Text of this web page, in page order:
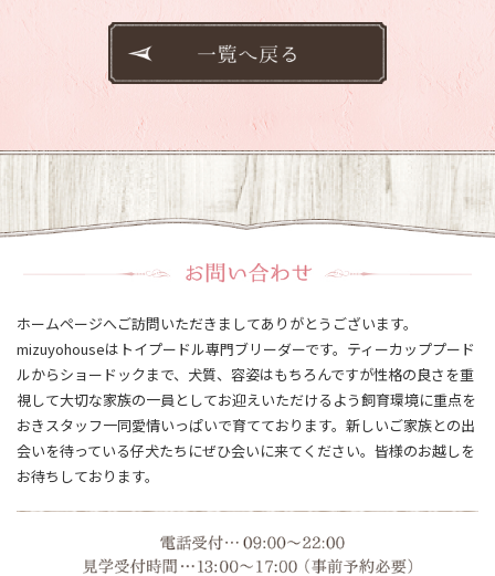
ホームページへご訪問いただきましてありがとうございます。
mizuyohouseはトイプードル専門ブリーダーです。ティーカッププード
ルからショードックまで、犬質、容姿はもちろんですが性格の良さを重
視して大切な家族の一員としてお迎えいただけるよう飼育環境に重点を
おきスタッフ一同愛情いっぱいで育てております。新しいご家族との出
会いを待っている仔犬たちにぜひ会いに来てください。皆様のお越しを
お待ちしております。